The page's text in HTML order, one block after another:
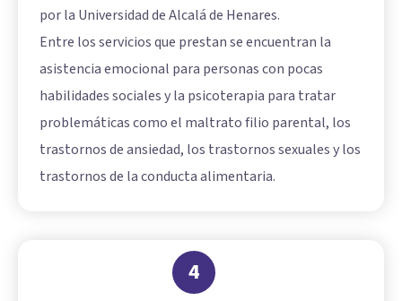
por la Universidad de Alcalá de Henares.
Entre los servicios que prestan se encuentran la
asistencia emocional para personas con pocas
habilidades sociales y la psicoterapia para tratar
problemáticas como el maltrato filio parental, los
trastornos de ansiedad, los trastornos sexuales y los
trastornos de la conducta alimentaria.
4